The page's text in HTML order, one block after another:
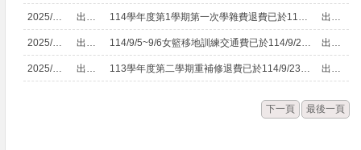
2025/10/03 出納組 114學年度第1學期第一次學雜費退費已於114/10/3匯入學生個人金融帳戶，符合資格的同學請自行前往金融機構提款機補摺確認。 出納組組長
2025/09/26 出納組 114/9/5~9/6女籃移地訓練交通費已於114/9/26匯入學生個人金融帳戶，符合資格的同學請自行前往金融機構提款機補摺確認。 出納組組長
2025/09/25 出納組 113學年度第二學期重補修退費已於114/9/23匯入學生個人金融帳戶，符合資格的同學請自行前往金融機構提款機補摺確認。 出納組組長
下一頁 最後一頁